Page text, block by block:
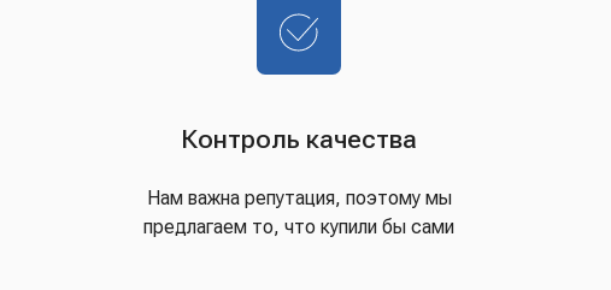
Контроль качества
Нам важна репутация, поэтому мы
предлагаем то, что купили бы сами